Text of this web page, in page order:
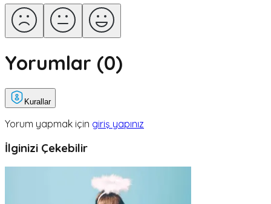
Yorumlar (0)
Kurallar
Yorum yapmak için giriş yapınız
İlginizi Çekebilir